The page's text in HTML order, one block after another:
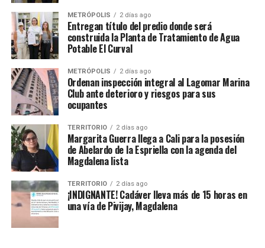
METRÓPOLIS 2 días ago
Entregan título del predio donde será
construida la Planta de Tratamiento de Agua
Potable El Curval
METRÓPOLIS 2 días ago
Ordenan inspección integral al Lagomar Marina
Club ante deterioro y riesgos para sus
ocupantes
TERRITORIO 2 días ago
Margarita Guerra llega a Cali para la posesión
de Abelardo de la Espriella con la agenda del
Magdalena lista
TERRITORIO 2 días ago
¡INDIGNANTE! Cadáver lleva más de 15 horas en
una vía de Pivijay, Magdalena